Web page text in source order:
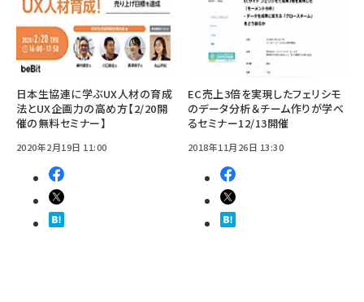
日本生協連に学ぶUX人材の育成
法とUX企画力の高め方【2/20開
催の無料セミナー】
2020年2月19日 11:00
EC売上3倍を実現したフェリシモ
のデータ分析＆チーム作りが学べ
るセミナー12/13開催
2018年11月26日 13:30